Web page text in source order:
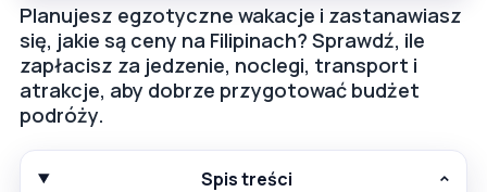
Planujesz egzotyczne wakacje i zastanawiasz
się, jakie są ceny na Filipinach? Sprawdź, ile
zapłacisz za jedzenie, noclegi, transport i
atrakcje, aby dobrze przygotować budżet
podróży.
Spis treści